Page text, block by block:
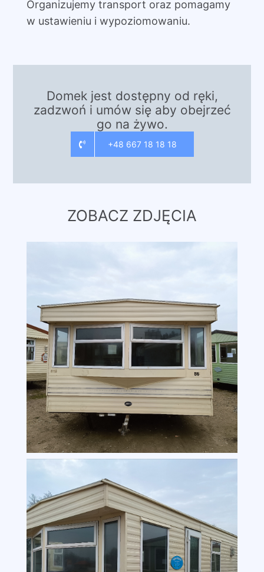
Organizujemy transport oraz pomagamy
w ustawieniu i wypoziomowaniu.
Domek jest dostępny od ręki,
zadzwoń i umów się aby obejrzeć
go na żywo.
+48 667 18 18 18
ZOBACZ ZDJĘCIA